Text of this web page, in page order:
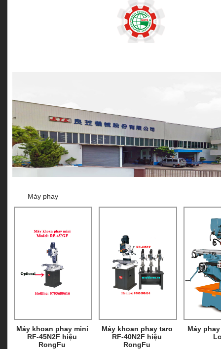
Máy phay
Máy khoan phay mini
RF-45N2F hiệu
RongFu
Máy khoan phay taro
RF-40N2F hiệu
RongFu
Máy